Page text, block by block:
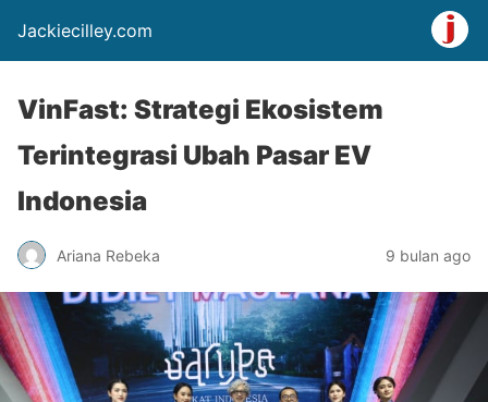
Jackiecilley.com
VinFast: Strategi Ekosistem
Terintegrasi Ubah Pasar EV
Indonesia
Ariana Rebeka 9 bulan ago